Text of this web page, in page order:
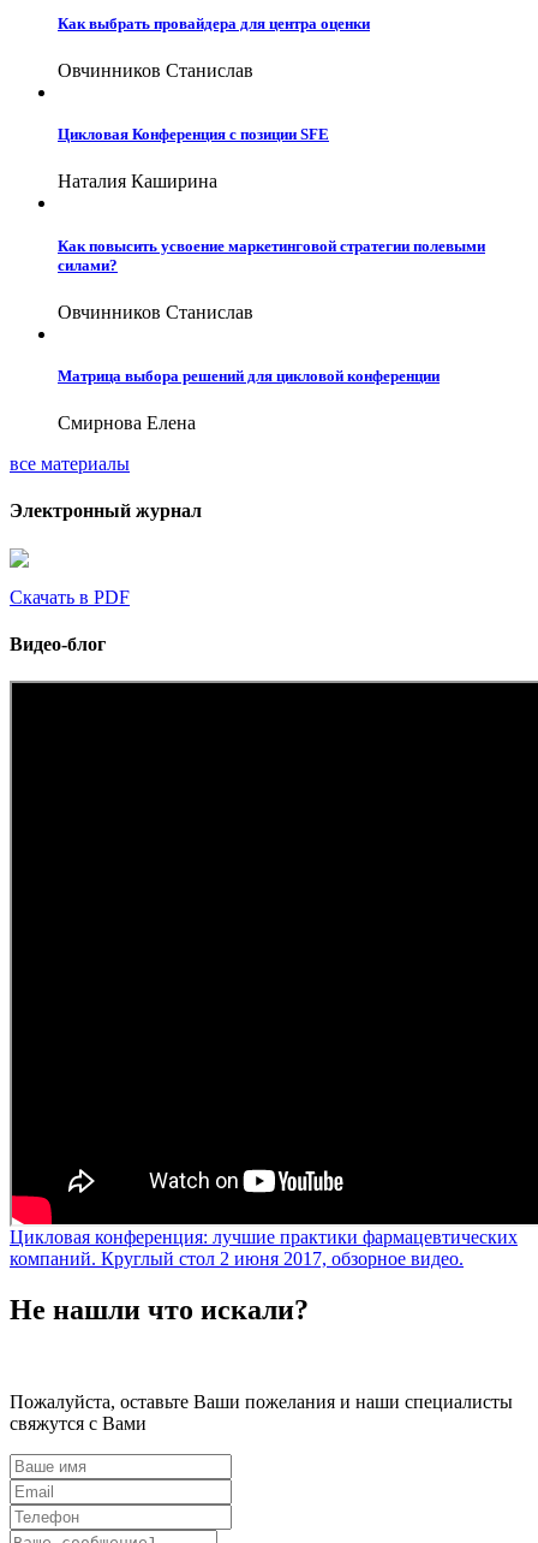
Как выбрать провайдера для центра оценки
Овчинников Станислав
Цикловая Конференция с позиции SFE
Наталия Каширина
Как повысить усвоение маркетинговой стратегии полевыми
силами?
Овчинников Станислав
Матрица выбора решений для цикловой конференции
Смирнова Елена
все материалы
Электронный журнал
Скачать в PDF
Видео-блог
Цикловая конференция: лучшие практики фармацевтических
компаний. Круглый стол 2 июня 2017, обзорное видео.
Не нашли что искали?
Пожалуйста, оставьте Ваши пожелания и наши специалисты
свяжутся с Вами